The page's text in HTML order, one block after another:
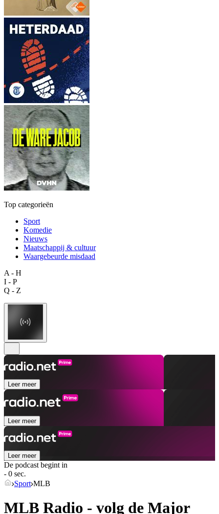
Top categorieën
Sport
Komedie
Nieuws
Maatschappij & cultuur
Waargebeurde misdaad
A - H
I - P
Q - Z
Leer meer
Leer meer
Leer meer
De podcast begint in
- 0 sec.
Sport MLB
MLB Radio - volg de Major